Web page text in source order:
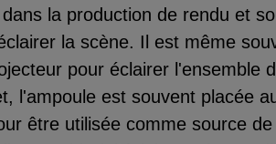
la production de rendu et
la scène. Il est même
pour éclairer l'ensemble
l'ampoule est souvent placée
être utilisée comme source